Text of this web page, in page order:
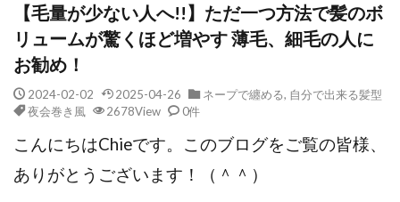
【毛量が少ない人へ!!】ただ一つ方法で髪のボ
リュームが驚くほど増やす 薄毛、細毛の人に
お勧め！
2024-02-02 2025-04-26 ネープで纏める, 自分で出来る髪型
夜会巻き風
2678View 0件
こんにちはChieです。このブログをご覧の皆様、
ありがとうございます！（＾＾）